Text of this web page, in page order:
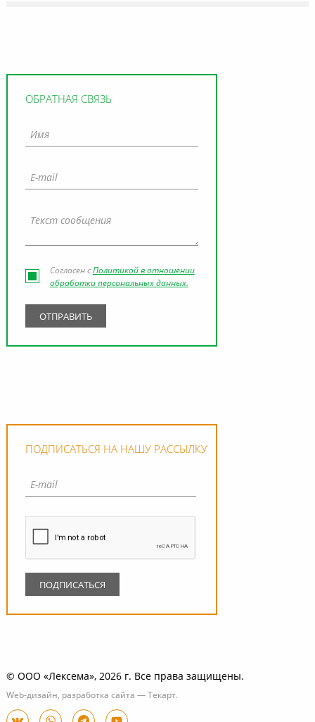
ОБРАТНАЯ СВЯЗЬ
Согласен сПолитикой в отношении
обработки персональных данных.
ПОДПИСАТЬСЯ НА НАШУ РАССЫЛКУ
© ООО «Лексема», 2026 г. Все права защищены.
Web-дизайн, разработка сайта — Текарт.